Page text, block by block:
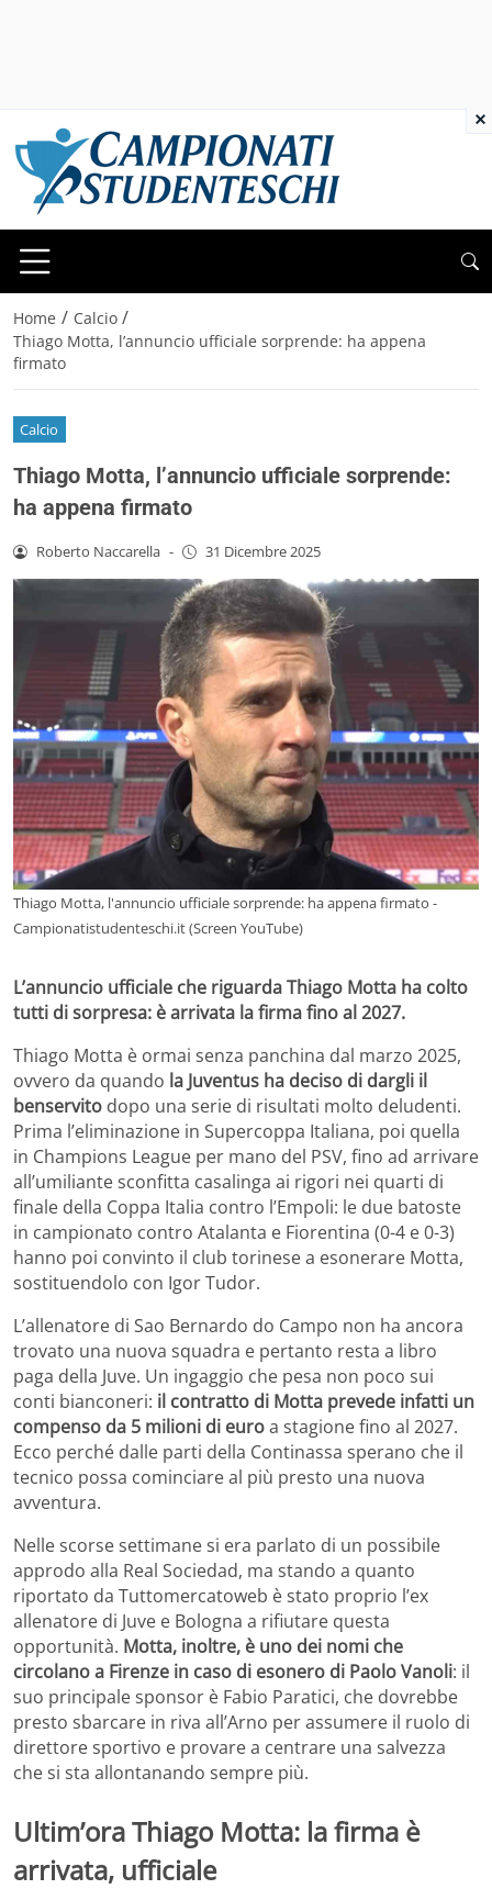
Home / Calcio /
Thiago Motta, l’annuncio ufficiale sorprende: ha appena
firmato
Calcio
Thiago Motta, l’annuncio ufficiale sorprende:
ha appena firmato
Roberto Naccarella - 31 Dicembre 2025
Thiago Motta, l'annuncio ufficiale sorprende: ha appena firmato -
Campionatistudenteschi.it (Screen YouTube)
L’annuncio ufficiale che riguarda Thiago Motta ha colto
tutti di sorpresa: è arrivata la firma fino al 2027.
Thiago Motta è ormai senza panchina dal marzo 2025,
ovvero da quando la Juventus ha deciso di dargli il
benservito dopo una serie di risultati molto deludenti.
Prima l’eliminazione in Supercoppa Italiana, poi quella
in Champions League per mano del PSV, fino ad arrivare
all’umiliante sconfitta casalinga ai rigori nei quarti di
finale della Coppa Italia contro l’Empoli: le due batoste
in campionato contro Atalanta e Fiorentina (0-4 e 0-3)
hanno poi convinto il club torinese a esonerare Motta,
sostituendolo con Igor Tudor.
L’allenatore di Sao Bernardo do Campo non ha ancora
trovato una nuova squadra e pertanto resta a libro
paga della Juve. Un ingaggio che pesa non poco sui
conti bianconeri: il contratto di Motta prevede infatti un
compenso da 5 milioni di euroa stagione fino al 2027.
Ecco perché dalle parti della Continassa sperano che il
tecnico possa cominciare al più presto una nuova
avventura.
Nelle scorse settimane si era parlato di un possibile
approdo alla Real Sociedad, ma stando a quanto
riportato da Tuttomercatoweb è stato proprio l’ex
allenatore di Juve e Bologna a rifiutare questa
opportunità. Motta, inoltre, è uno dei nomi che
circolano a Firenze in caso di esonero di Paolo Vanoli: il
suo principale sponsor è Fabio Paratici, che dovrebbe
presto sbarcare in riva all’Arno per assumere il ruolo di
direttore sportivo e provare a centrare una salvezza
che si sta allontanando sempre più.
Ultim’ora Thiago Motta: la firma è
arrivata, ufficiale
×